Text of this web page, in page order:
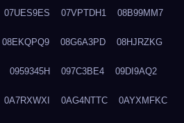
07UES9ES 07VPTDH1 08B99MM7
08EKQPQ9 08G6A3PD 08HJRZKG
0959345H 097C3BE4 09DI9AQ2
0A7RXWXI 0AG4NTTC 0AYXMFKC